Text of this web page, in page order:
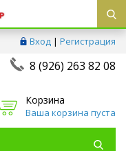
Вход | Регистрация
8 (926) 263 82 08
Корзина
Ваша корзина пуста